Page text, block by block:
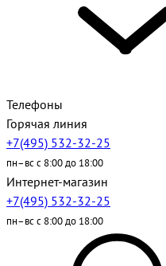
Телефоны
Горячая линия
+7(495) 532-32-25
пн–вс с 8:00 до 18:00
Интернет-магазин
+7(495) 532-32-25
пн–вс с 8:00 до 18:00